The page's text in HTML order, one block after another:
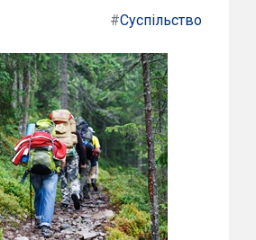
#Суспільство